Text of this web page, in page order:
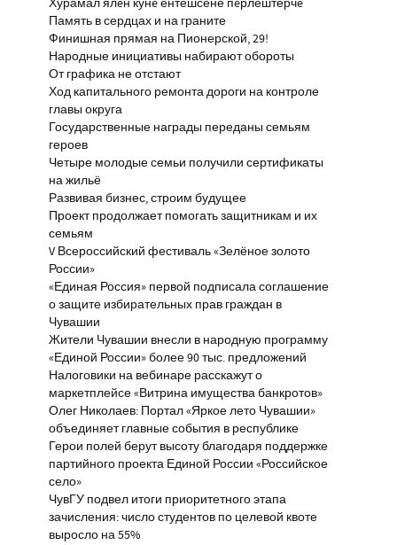
Хурамал ялĕн кунĕ ентешсене пĕрлештерчĕ
Память в сердцах и на граните
Финишная прямая на Пионерской, 29!
Народные инициативы набирают обороты
От графика не отстают
Ход капитального ремонта дороги на контроле
главы округа
Государственные награды переданы семьям
героев
Четыре молодые семьи получили сертификаты
на жильё
Развивая бизнес, строим будущее
Проект продолжает помогать защитникам и их
семьям
V Всероссийский фестиваль «Зелёное золото
России»
«Единая Россия» первой подписала соглашение
о защите избирательных прав граждан в
Чувашии
Жители Чувашии внесли в народную программу
«Единой России» более 90 тыс. предложений
Налоговики на вебинаре расскажут о
маркетплейсе «Витрина имущества банкротов»
Олег Николаев: Портал «Яркое лето Чувашии»
объединяет главные события в республике
Герои полей берут высоту благодаря поддержке
партийного проекта Единой России «Российское
село»
ЧувГУ подвел итоги приоритетного этапа
зачисления: число студентов по целевой квоте
выросло на 55%